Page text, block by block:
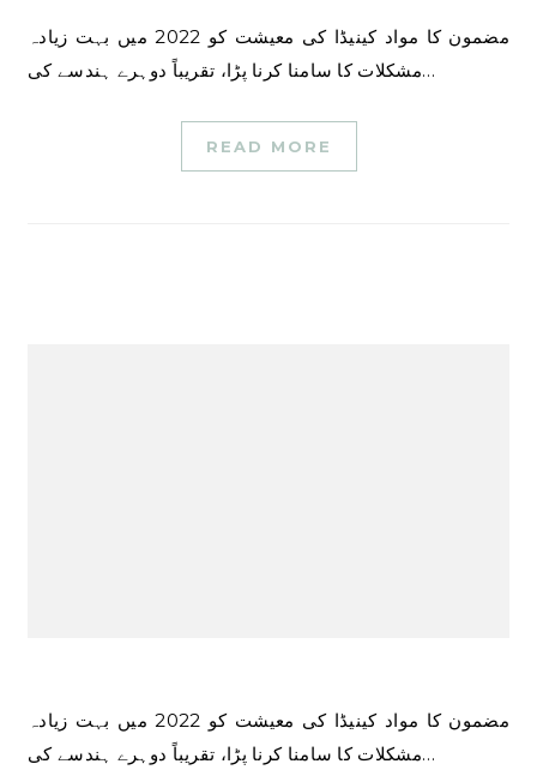
مضمون کا مواد کینیڈا کی معیشت کو 2022 میں بہت زیادہ
مشکلات کا سامنا کرنا پڑا، تقریباً دوہرے ہندسے کی…
READ MORE
مضمون کا مواد کینیڈا کی معیشت کو 2022 میں بہت زیادہ
مشکلات کا سامنا کرنا پڑا، تقریباً دوہرے ہندسے کی…